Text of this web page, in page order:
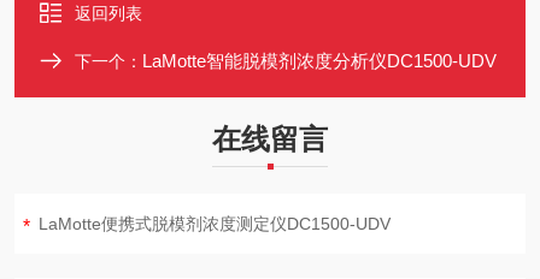
返回列表
下一个： LaMotte智能脱模剂浓度分析仪DC1500-UDV
在线留言